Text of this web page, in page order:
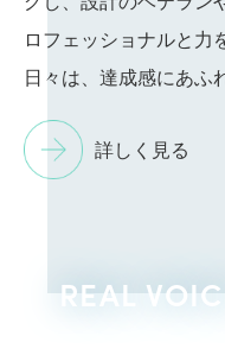
ロフェッショナルと力
日々は、達成感にあふ
詳しく見る
REAL